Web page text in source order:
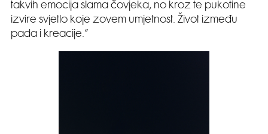
takvih emocija slama čovjeka, no kroz te pukotine
izvire svjetlo koje zovem umjetnost. Život između
pada i kreacije.“